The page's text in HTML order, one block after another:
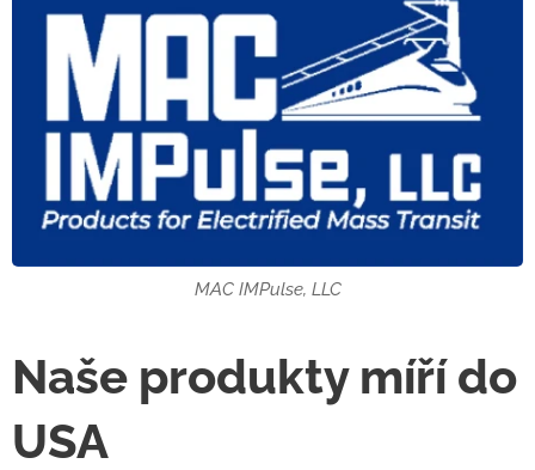
MAC IMPulse, LLC
Naše produkty míří do
USA